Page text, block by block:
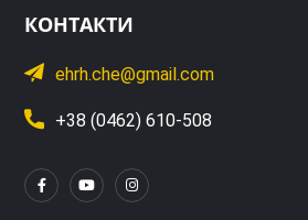
КОНТАКТИ
ehrh.che@gmail.com
+38 (0462) 610-508